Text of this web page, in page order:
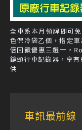
全車系本月領牌即可
色保冷袋乙個，指定
倍回饋優惠三選一，
鏡頭行車記錄器，享
供
車訊最前線